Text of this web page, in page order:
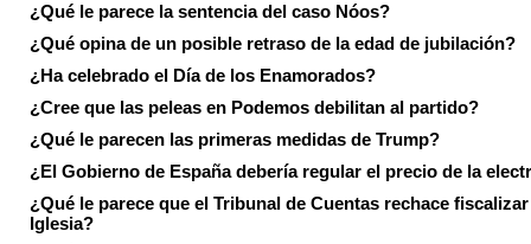
¿Qué le parece la sentencia del caso Nóos?
¿Qué opina de un posible retraso de la edad de jubilación?
¿Ha celebrado el Día de los Enamorados?
¿Cree que las peleas en Podemos debilitan al partido?
¿Qué le parecen las primeras medidas de Trump?
¿El Gobierno de España debería regular el precio de la
¿Qué le parece que el Tribunal de Cuentas rechace fiscalizar
Iglesia?